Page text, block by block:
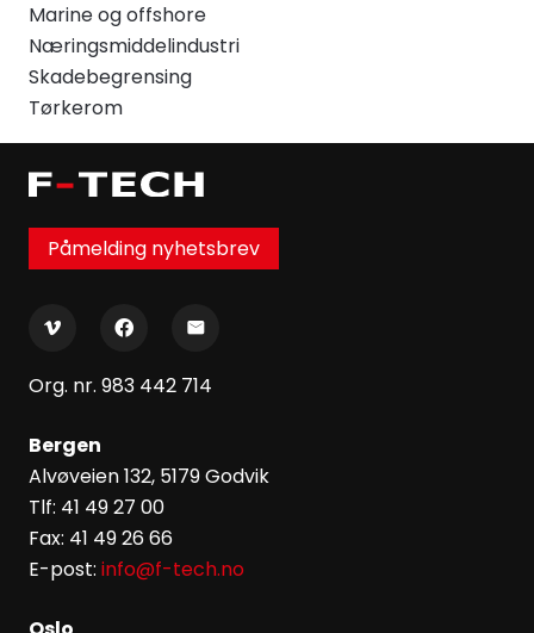
Marine og offshore
Næringsmiddelindustri
Skadebegrensing
Tørkerom
Påmelding nyhetsbrev
Org. nr. 983 442 714
Bergen
Alvøveien 132, 5179 Godvik
Tlf: 41 49 27 00
Fax: 41 49 26 66
E-post: info@f-tech.no